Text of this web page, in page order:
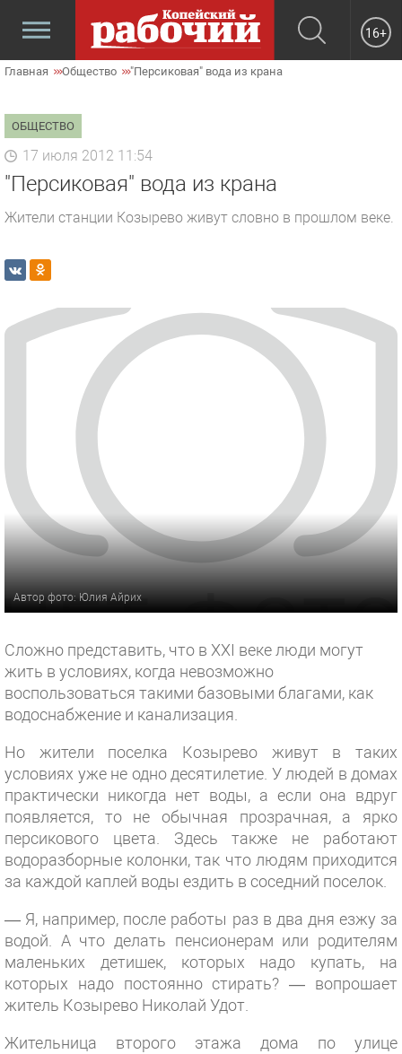
16+
Главная Общество "Персиковая" вода из крана
ОБЩЕСТВО
17 июля 2012 11:54
"Персиковая" вода из крана
Жители станции Козырево живут словно в прошлом веке.
Автор фото: Юлия Айрих
Сложно представить, что в XXI веке люди могут
жить в условиях, когда невозможно
воспользоваться такими базовыми благами, как
водоснабжение и канализация.
Но жители поселка Козырево живут в таких
условиях уже не одно десятилетие. У людей в домах
практически никогда нет воды, а если она вдруг
появляется, то не обычная прозрачная, а ярко
персикового цвета. Здесь также не работают
водоразборные колонки, так что людям приходится
за каждой каплей воды ездить в соседний поселок.
— Я, например, после работы раз в два дня езжу за
водой. А что делать пенсионерам или родителям
маленьких детишек, которых надо купать, на
которых надо постоянно стирать? — вопрошает
житель Козырево Николай Удот.
Жительница второго этажа дома по улице